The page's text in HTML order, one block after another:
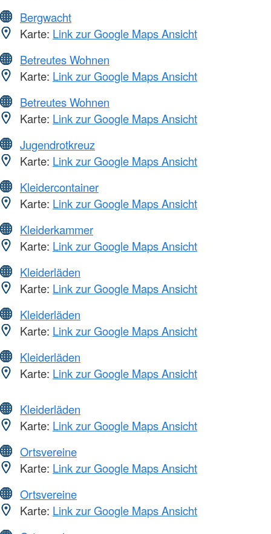
Bergwacht
Karte: Link zur Google Maps Ansicht
Betreutes Wohnen
Karte: Link zur Google Maps Ansicht
Betreutes Wohnen
Karte: Link zur Google Maps Ansicht
Jugendrotkreuz
Karte: Link zur Google Maps Ansicht
Kleidercontainer
Karte: Link zur Google Maps Ansicht
Kleiderkammer
Karte: Link zur Google Maps Ansicht
Kleiderläden
Karte: Link zur Google Maps Ansicht
Kleiderläden
Karte: Link zur Google Maps Ansicht
Kleiderläden
Karte: Link zur Google Maps Ansicht
Kleiderläden
Karte: Link zur Google Maps Ansicht
Ortsvereine
Karte: Link zur Google Maps Ansicht
Ortsvereine
Karte: Link zur Google Maps Ansicht